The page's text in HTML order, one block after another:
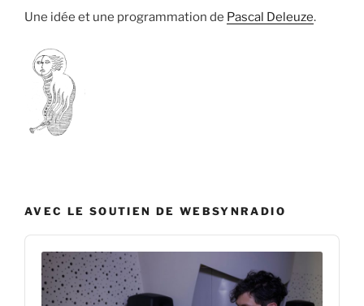
Une idée et une programmation de Pascal Deleuze.
AVEC LE SOUTIEN DE WEBSYNRADIO
Audio
Player